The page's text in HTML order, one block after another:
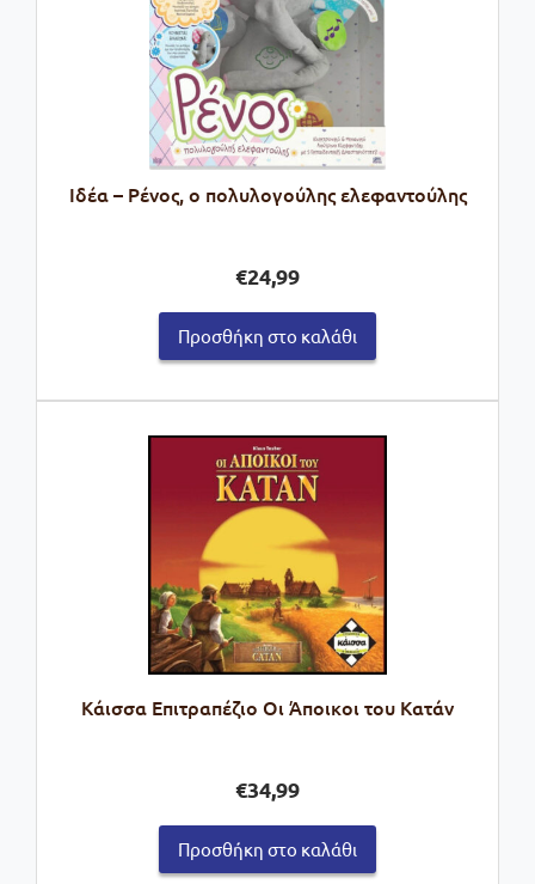
Ιδέα – Ρένος, ο πολυλογούλης ελεφαντούλης
€24,99
Προσθήκη στο καλάθι
Kάισσα Επιτραπέζιο Οι Άποικοι του Κατάν
€34,99
Προσθήκη στο καλάθι